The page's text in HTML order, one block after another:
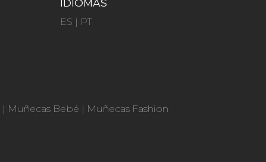
IDIOMAS
ES | PT
| Muñecas Bebé | Muñecas Fashion